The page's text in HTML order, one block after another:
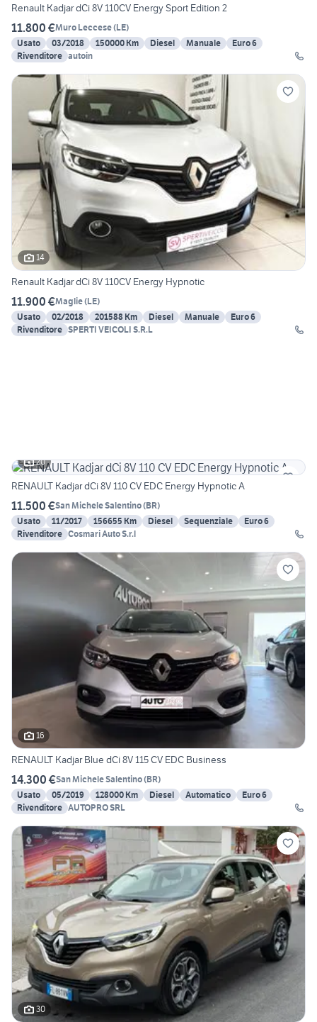
Renault Kadjar dCi 8V 110CV Energy Sport Edition 2
11.800 €Muro Leccese(LE)
Usato
03/2018 150000 Km Diesel Manuale
Euro 6
Rivenditore autoin
14
Renault Kadjar dCi 8V 110CV Energy Hypnotic
11.900 €Maglie(LE)
Usato
02/2018 201588 Km Diesel Manuale
Euro 6
Rivenditore SPERTI VEICOLI S.R.L
20
RENAULT Kadjar dCi 8V 110 CV EDC Energy Hypnotic A
11.500 €San Michele Salentino(BR)
Usato
11/2017 156655 Km Diesel Sequenziale
Euro 6
Rivenditore Cosmari Auto S.r.l
16
RENAULT Kadjar Blue dCi 8V 115 CV EDC Business
14.300 €San Michele Salentino(BR)
Usato
05/2019 128000 Km Diesel Automatico
Euro 6
Rivenditore AUTOPRO SRL
30